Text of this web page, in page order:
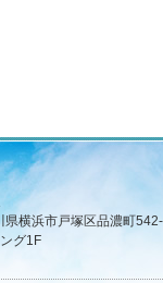
横浜市戸塚区品濃町
グ1F